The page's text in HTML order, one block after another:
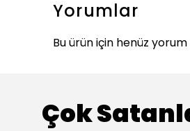
Yorumlar
Bu ürün için henüz yorum
Çok